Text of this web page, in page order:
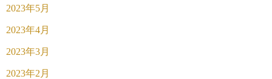
2023年5月
2023年4月
2023年3月
2023年2月